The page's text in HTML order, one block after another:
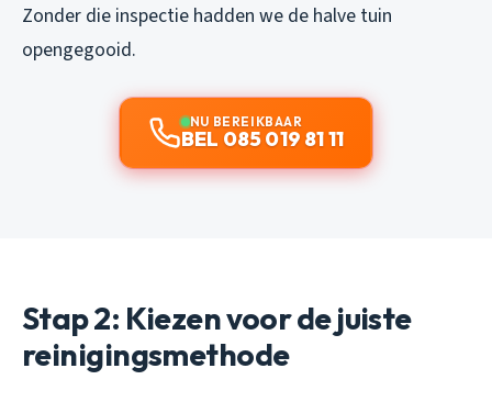
Zonder die inspectie hadden we de halve tuin
opengegooid.
NU BEREIKBAAR
BEL 085 019 81 11
Stap 2: Kiezen voor de juiste
reinigingsmethode